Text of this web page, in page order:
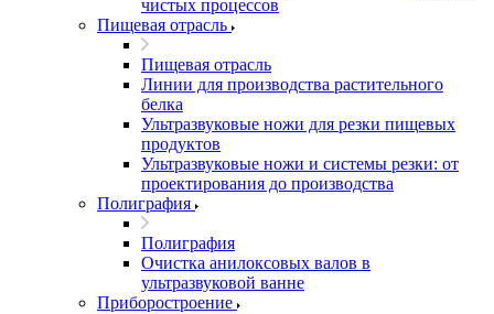
чистых процессов
Пищевая отрасль
Пищевая отрасль
Линии для производства растительного
белка
Ультразвуковые ножи для резки пищевых
продуктов
Ультразвуковые ножи и системы резки: от
проектирования до производства
Полиграфия
Полиграфия
Очистка анилоксовых валов в
ультразвуковой ванне
Приборостроение